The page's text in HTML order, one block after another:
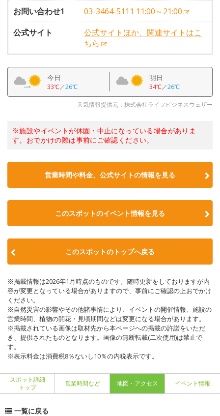
お問い合わせ1
03-3464-5111 11:00～21:00
公式サイト
公式サイトほか、関連サイトはこ
ちら
今日
33℃／26℃
明日
34℃／26℃
天気情報提供元：株式会社ライフビジネスウェザー
※施設やイベントが休園・中止になっている場合がありま
す。おでかけの際は事前にご確認ください。
営業時間や料金、公式サイトの情報を見る
このスポットのイベント情報を見る
このスポットのトップへ戻る
※掲載情報は2026年1月時点のものです。随時更新をしておりますが内
容が変更となっている場合がありますので、事前にご確認の上おでかけ
ください。
※自然災害の影響やその他諸事情により、イベントの開催情報、施設の
営業時間、植物の開花・見頃期間などは変更になる場合があります。
※掲載されている画像は取材先から本ページへの掲載の許諾をいただ
き、提供されたものとなります。画像の無断転載(二次使用)は禁止で
す。
※表示料金は消費税8％ないし10％の内税表示です。
スポット詳細
トップ
営業時間など 地図・アクセス イベント情報
一覧に戻る